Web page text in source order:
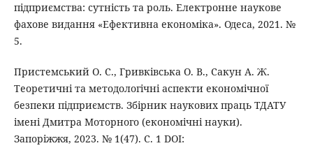
підприємства: сутність та роль. Електронне наукове
фахове видання «Ефективна економіка». Одеса, 2021. №
5.
Пристемський О. С., Гривківська О. В., Сакун А. Ж.
Теоретичні та методологічні аспекти економічної
безпеки підприємств. Збірник наукових праць ТДАТУ
імені Дмитра Моторного (економічні науки).
Запоріжжя, 2023. № 1(47). С. 1 DOI: